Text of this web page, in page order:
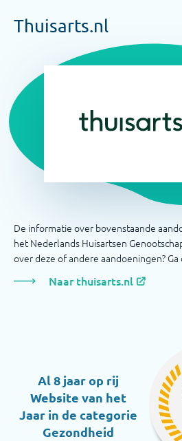
De informatie over bovenstaande
het Nederlands Huisartsen
over deze of andere aandoeningen?
Naar thuisarts.nl
Thuisarts.nl
Al 8 jaar op rij
Website van het
Jaar in de categorie
Gezondheid